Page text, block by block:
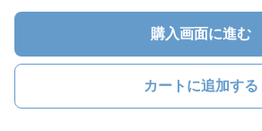
購入画面に進む
カートに追加する